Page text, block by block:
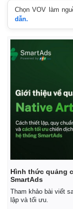
Thế giới
Chọn VOV làm
dẫn.
Hình thức quảng
SmartAds
Tham khảo bài viết
lập và tối ưu.